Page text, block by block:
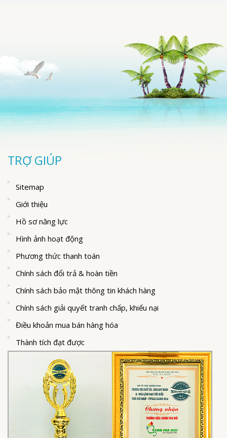
TRỢ GIÚP
Sitemap
Giới thiệu
Hồ sơ năng lực
Hình ảnh hoạt động
Phương thức thanh toán
Chính sách đổi trả & hoàn tiền
Chính sách bảo mật thông tin khách hàng
Chính sách giải quyết tranh chấp, khiếu nại
Điều khoản mua bán hàng hóa
Thành tích đạt được